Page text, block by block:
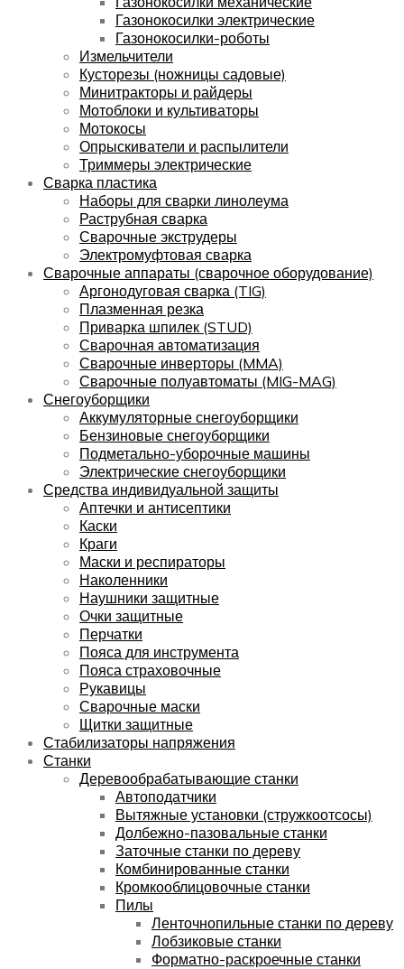
Газонокосилки электрические
Газонокосилки-роботы
Измельчители
Кусторезы (ножницы садовые)
Минитракторы и райдеры
Мотоблоки и культиваторы
Мотокосы
Опрыскиватели и распылители
Триммеры электрические
Сварка пластика
Наборы для сварки линолеума
Раструбная сварка
Сварочные экструдеры
Электромуфтовая сварка
Сварочные аппараты (сварочное оборудование)
Аргонодуговая сварка (TIG)
Плазменная резка
Приварка шпилек (STUD)
Сварочная автоматизация
Сварочные инверторы (MMA)
Сварочные полуавтоматы (MIG-MAG)
Снегоуборщики
Аккумуляторные снегоуборщики
Бензиновые снегоуборщики
Подметально-уборочные машины
Электрические снегоуборщики
Средства индивидуальной защиты
Аптечки и антисептики
Каски
Краги
Маски и респираторы
Наколенники
Наушники защитные
Очки защитные
Перчатки
Пояса для инструмента
Пояса страховочные
Рукавицы
Сварочные маски
Щитки защитные
Стабилизаторы напряжения
Станки
Деревообрабатывающие станки
Автоподатчики
Вытяжные установки (стружкоотсосы)
Долбежно-пазовальные станки
Заточные станки по дереву
Комбинированные станки
Кромкооблицовочные станки
Пилы
Ленточнопильные станки по дереву
Лобзиковые станки
Форматно-раскроечные станки